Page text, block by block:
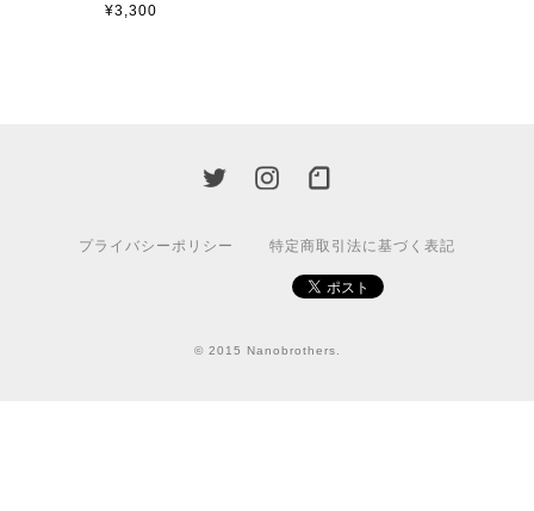
¥3,300
プライバシーポリシー 特定商取引法に基づく表記
© 2015 Nanobrothers.